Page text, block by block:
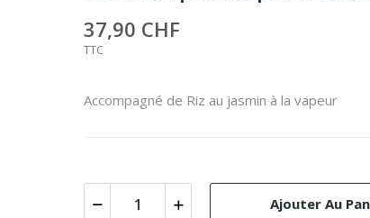
37,90 CHF
TTC
Accompagné de Riz au jasmin à la vapeur
Ajouter Au